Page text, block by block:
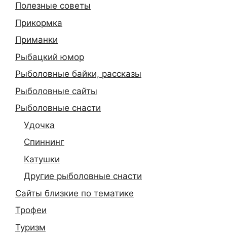
Полезные советы
Прикормка
Приманки
Рыбацкий юмор
Рыболовные байки, рассказы
Рыболовные сайты
Рыболовные снасти
Удочка
Спиннинг
Катушки
Другие рыболовные снасти
Сайты близкие по тематике
Трофеи
Туризм